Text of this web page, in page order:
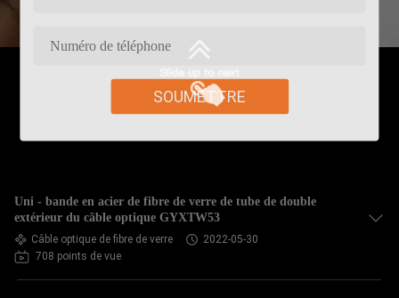
SOUMETTRE
Uni - bande en acier de fibre de verre de tube de double
extérieur du câble optique GYXTW53
Câble optique de fibre de verre
2022-05-30
708 points de vue